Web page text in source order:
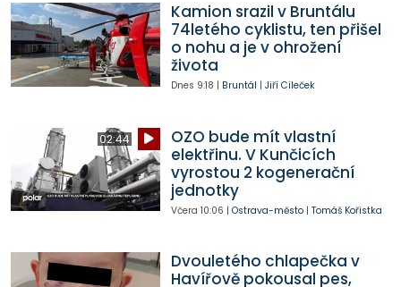
Kamion srazil v Bruntálu
74letého cyklistu, ten přišel
o nohu a je v ohrožení
života
Dnes 9:18 | Bruntál | Jiří Cileček
02:44
OZO bude mít vlastní
elektřinu. V Kunčicích
vyrostou 2 kogenerační
jednotky
Včera 10:06 | Ostrava-město| Tomáš Kořistka
Dvouletého chlapečka v
Havířově pokousal pes,